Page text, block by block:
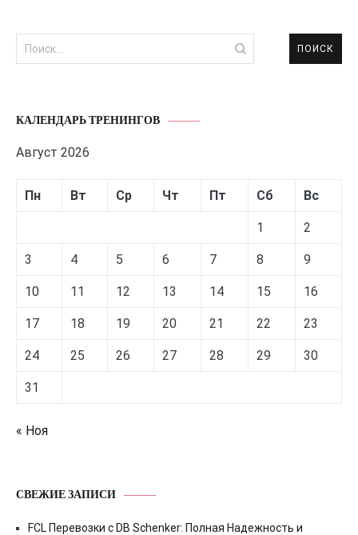
Найти:
КАЛЕНДАРЬ ТРЕНИНГОВ
Август 2026
Пн Вт Ср Чт Пт Сб Вс
1 2
3 4 5 6 7 8 9
10 11 12 13 14 15 16
17 18 19 20 21 22 23
24 25 26 27 28 29 30
31
« Ноя
СВЕЖИЕ ЗАПИСИ
FCL Перевозки с DB Schenker: Полная Надежность и